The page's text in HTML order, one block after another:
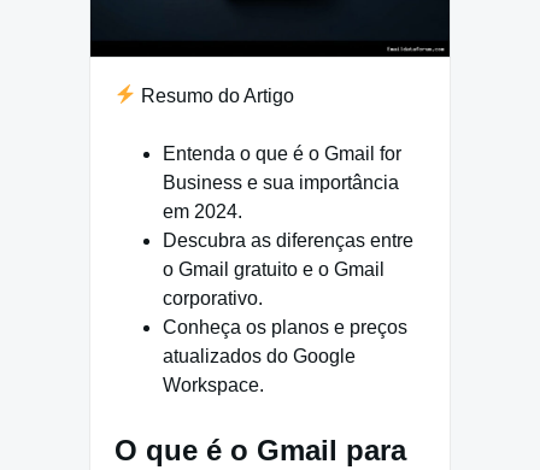
Resumo do Artigo
Entenda o que é o Gmail for
Business e sua importância
em 2024.
Descubra as diferenças entre
o Gmail gratuito e o Gmail
corporativo.
Conheça os planos e preços
atualizados do Google
Workspace.
O que é o Gmail para